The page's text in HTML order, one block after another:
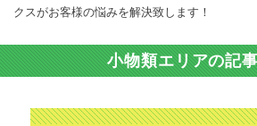
クスがお客様の悩みを解決致します！
小物類エリアの記